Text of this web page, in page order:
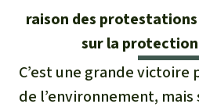
Le bois
Les
Mentions
Médias
Italiano
Português
Indonesia
raison des
sur la
C’est une grande
de l’environnement,